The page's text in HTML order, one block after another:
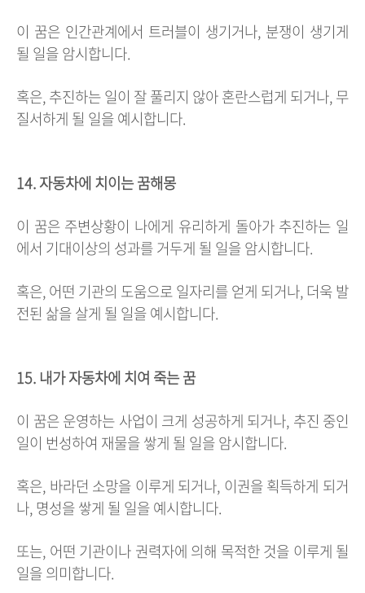
이 꿈은 인간관계에서 트러블이 생기거나, 분쟁이 생기게
될 일을 암시합니다.
혹은, 추진하는 일이 잘 풀리지 않아 혼란스럽게 되거나, 무
질서하게 될 일을 예시합니다.
14. 자동차에 치이는 꿈해몽
이 꿈은 주변상황이 나에게 유리하게 돌아가 추진하는 일
에서 기대이상의 성과를 거두게 될 일을 암시합니다.
혹은, 어떤 기관의 도움으로 일자리를 얻게 되거나, 더욱 발
전된 삶을 살게 될 일을 예시합니다.
15. 내가 자동차에 치여 죽는 꿈
이 꿈은 운영하는 사업이 크게 성공하게 되거나, 추진 중인
일이 번성하여 재물을 쌓게 될 일을 암시합니다.
혹은, 바라던 소망을 이루게 되거나, 이권을 획득하게 되거
나, 명성을 쌓게 될 일을 예시합니다.
또는, 어떤 기관이나 권력자에 의해 목적한 것을 이루게 될
일을 의미합니다.